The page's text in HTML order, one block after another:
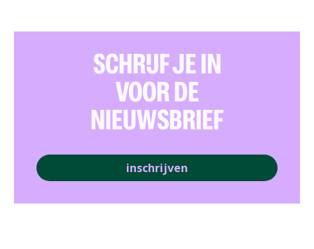
SCHRIJF JE IN
VOOR DE
NIEUWSBRIEF
inschrijven